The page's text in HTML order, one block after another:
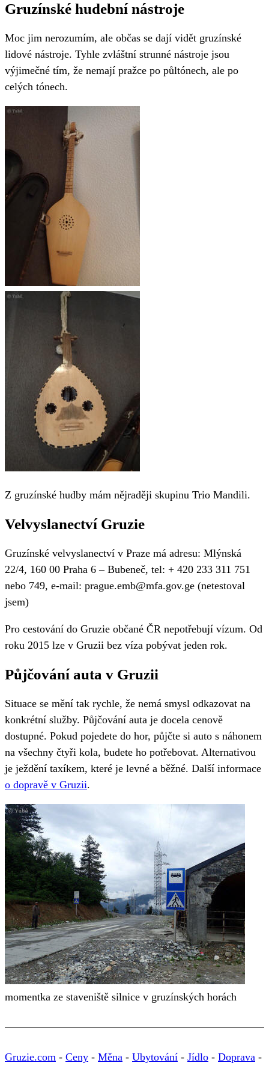
Gruzínské hudební nástroje
Moc jim nerozumím, ale občas se dají vidět gruzínské
lidové nástroje. Tyhle zvláštní strunné nástroje jsou
výjimečné tím, že nemají pražce po půltónech, ale po
celých tónech.
Z gruzínské hudby mám nějraději skupinu Trio Mandili.
Velvyslanectví Gruzie
Gruzínské velvyslanectví v Praze má adresu: Mlýnská
22/4, 160 00 Praha 6 – Bubeneč, tel: + 420 233 311 751
nebo 749, e-mail: prague.emb@mfa.gov.ge (netestoval
jsem)
Pro cestování do Gruzie občané ČR nepotřebují vízum. Od
roku 2015 lze v Gruzii bez víza pobývat jeden rok.
Půjčování auta v Gruzii
Situace se mění tak rychle, že nemá smysl odkazovat na
konkrétní služby. Půjčování auta je docela cenově
dostupné. Pokud pojedete do hor, půjčte si auto s náhonem
na všechny čtyři kola, budete ho potřebovat. Alternativou
je ježdění taxíkem, které je levné a běžné. Další informace
o dopravě v Gruzii.
momentka ze staveniště silnice v gruzínských horách
Gruzie.com - Ceny - Měna - Ubytování - Jídlo - Doprava -